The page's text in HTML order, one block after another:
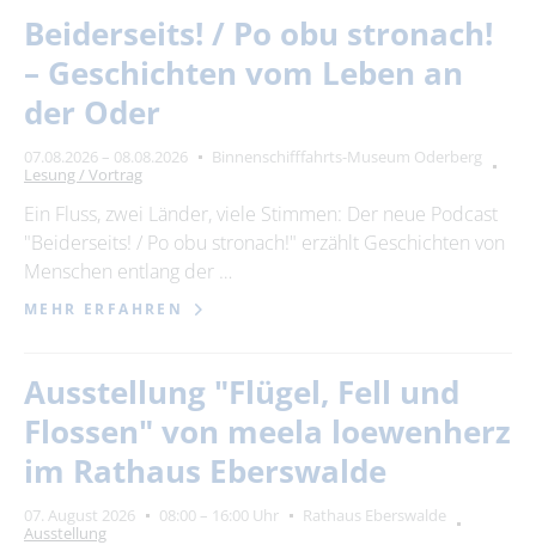
August 2026
Mo Di Mi Do Fr Sa So
1
3
4
10
11 12 13 14 15
16
17
18 19 20 21 22
23
24
25 26 27 28 29
30
Zeitraum
von
Beiderseits! / Po obu stronach!
– Geschichten vom Leben an
der Oder
07.08.2026 – 08.08.2026
Binnenschifffahrts-Museum Oderberg
Lesung / Vortrag
Ein Fluss, zwei Länder, viele Stimmen: Der neue Podcast
"Beiderseits! / Po obu stronach!" erzählt Geschichten von
Menschen entlang der …
MEHR ERFAHREN
Ausstellung "Flügel, Fell und
Flossen" von meela loewenherz
im Rathaus Eberswalde
07. August 2026 08:00 – 16:00 Uhr
Rathaus Eberswalde
Ausstellung